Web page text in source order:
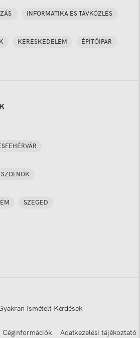
INFORMATIKA ÉS TÁVKÖZLÉS
KERESKEDELEM ÉPÍTŐIPAR
SZOLNOK
SZEGED
Ismételt Kérdések
Céginformációk Adatkezelési tájékoztató